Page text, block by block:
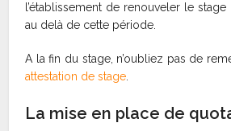
l’établissement de renouveler le stage
au delà de cette période.
A la fin du stage, n’oubliez pas de
attestation de stage.
La mise en place de